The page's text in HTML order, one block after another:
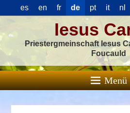
es en fr de pt it nl
Iesus
Priestergmeinschaft Iesus
Foucauld
Menü